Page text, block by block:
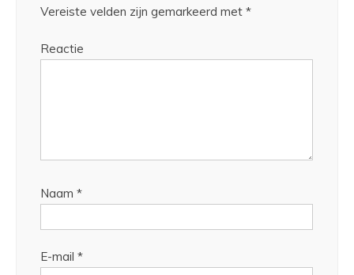
Vereiste velden zijn gemarkeerd met *
Reactie
Naam *
E-mail *